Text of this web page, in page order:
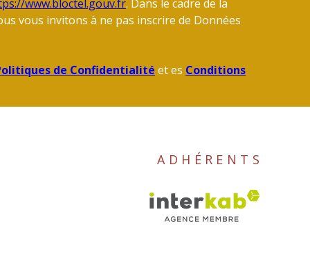
www.bloctel.gouv.fr. Dans le cadre de la
vous invitons à ne pas inscrire de Données
de Confidentialité et es Conditions
ADHÉRENTS